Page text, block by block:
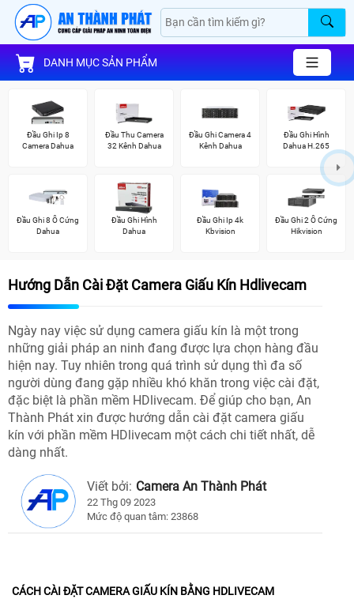
DANH MỤC SẢN PHẨM
Đầu Ghi Ip 8
Camera Dahua
Đầu Thu Camera
32 Kênh Dahua
Đầu Ghi Camera 4
Kênh Dahua
Đầu Ghi Hình
Dahua H.265
Đầu Ghi 8 Ổ Cứng
Dahua
Đầu Ghi Hình
Dahua
Đầu Ghi Ip 4k
Kbvision
Đầu Ghi 2 Ổ Cứng
Hikvision
Hướng Dẫn Cài Đặt Camera Giấu Kín Hdlivecam
Ngày nay việc sử dụng camera giấu kín là một trong
những giải pháp an ninh đang được lựa chọn hàng đầu
hiện nay. Tuy nhiên trong quá trình sử dụng thì đa số
người dùng đang gặp nhiều khó khăn trong việc cài đặt,
đặc biệt là phần mềm HDlivecam. Để giúp cho bạn, An
Thành Phát xin được hướng dẫn cài đặt camera giấu
kín với phần mềm HDlivecam một cách chi tiết nhất, dễ
dàng nhất.
Viết bởi: Camera An Thành Phát
22 Thg 09 2023
Mức độ quan tâm: 23868
CÁCH CÀI ĐẶT CAMERA GIẤU KÍN BẰNG HDLIVECAM